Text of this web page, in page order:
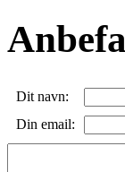
Dit navn:
Din email: